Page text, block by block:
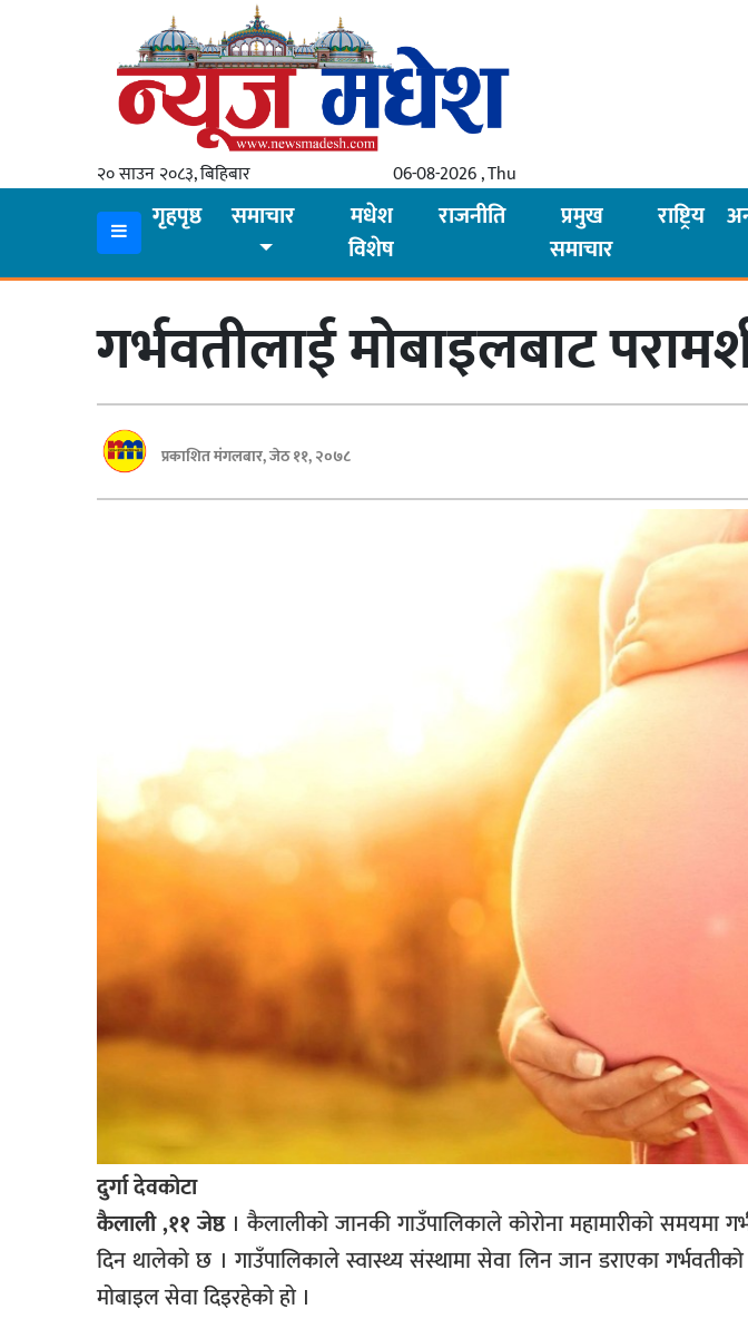
२० साउन २०८३, बिहिबार 06-08-2026 , Thu
गृहपृष्ठ समाचार
मधेश
विशेष
राजनीति
प्रमुख
समाचार
राष्ट्रिय
गर्भवतीलाई मोबाइलबाट
प्रकाशित मंगलबार, जेठ ११, २०७८
दुर्गा देवकोटा
कैलाली ,११ जेष्ठ। कैलालीको जानकी गाउँपालिकाले कोरोना महामारीको समयमा
दिन थालेको छ । गाउँपालिकाले स्वास्थ्य संस्थामा सेवा लिन जान डराएका
मोबाइल सेवा दिइरहेको हो ।